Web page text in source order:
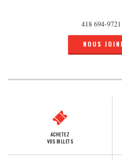
418 694-9721
NOUS
ACHETEZ
VOS BILLETS